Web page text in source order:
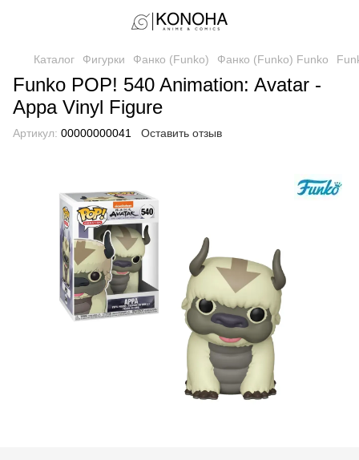
Каталог Фигурки Фанко (Funko) Фанко (Funko) Funko
Funko POP! 540 Animation: Avatar -
Appa Vinyl Figure
Артикул: 00000000041 Оставить отзыв